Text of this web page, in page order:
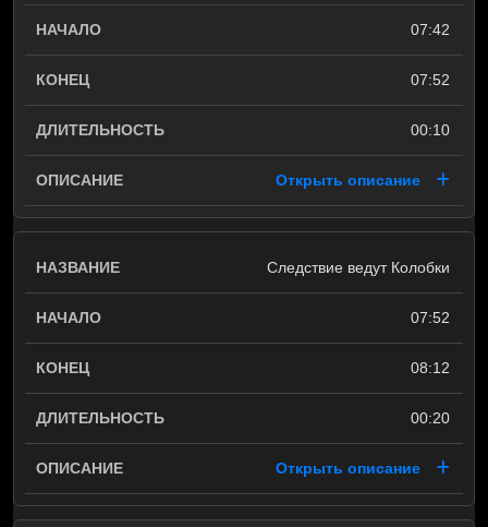
07:42
07:52
00:10
Открыть описание
Следствие ведут Колобки
07:52
08:12
00:20
Открыть описание